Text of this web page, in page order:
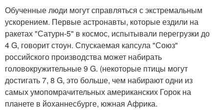
Обученные люди могут справляться с экстремальным
ускорением. Первые астронавты, которые ездили на
ракетах "Сатурн-5" в космос, испытывали перегрузки до
4 G, говорит стоун. Спускаемая капсула "Союз"
российского производства может набирать
головокружительные 9 G. (некоторые птицы могут
достигать 7, 8 G, это больше, чем набирают одни из
самых умопомрачительных американских Горок на
планете в йоханнесбурге, южная Африка.